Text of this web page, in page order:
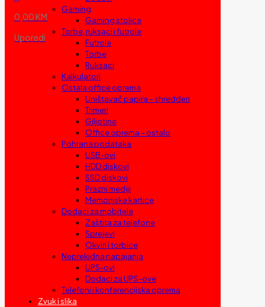
0,00 KM
Uporedi
Gaming
Gaming stolice
Torbe, ruksaci i futrole
Futrole
Torbe
Ruksaci
Kalkulatori
Ostala office oprema
Uništavač papira – shredderi
Trimeri
Giljotine
Office oprema – ostalo
Pohrana podataka
USB-ovi
HDD diskovi
SSD diskovi
Prazni mediji
Memorijske kartice
Dodaci za mobitele
Zaštita za telefone
Sprejevi
Okviri i torbice
Neprekidna napajanja
UPS-ovi
Dodaci za UPS-ove
Telefoni i konferencijska oprema
Zvuk i slika